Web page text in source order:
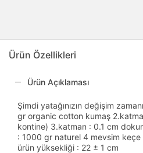
Ürün Özellikleri
Ürün Açıklaması
Şimdi yatağınızın değişim
gr organic cotton kumaş
kontine) 3.katman : 0.1 cm
: 1000 gr naturel 4 mevsim
ürün yüksekliği : 22 ± 1 cm